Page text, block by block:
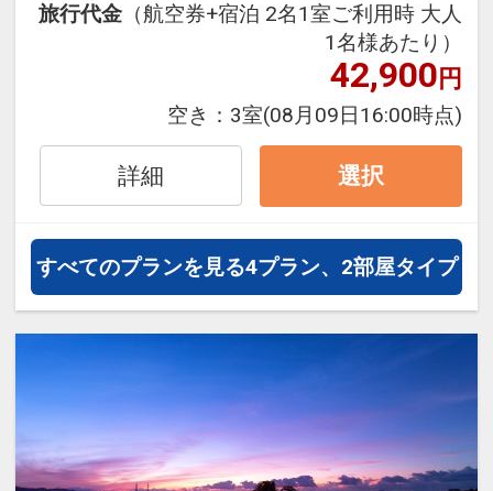
●お子様のご宿泊について●
6歳以上の添い寝のお客様は別途施
設利用料1,000円を現地にてお支払
いください。
ベビーベッド/ベビーカー/紙おむつ/
哺乳瓶消毒セット/キッズパジャマ等
お申し付けください。
旅行代金 （航空券+宿泊 2名1室ご利用時 大人
1名様あたり）
42,900円
空き： 3室(08月09日16:00時点)
詳細 選択
すべてのプランを見る4プラン、2部屋タイプ